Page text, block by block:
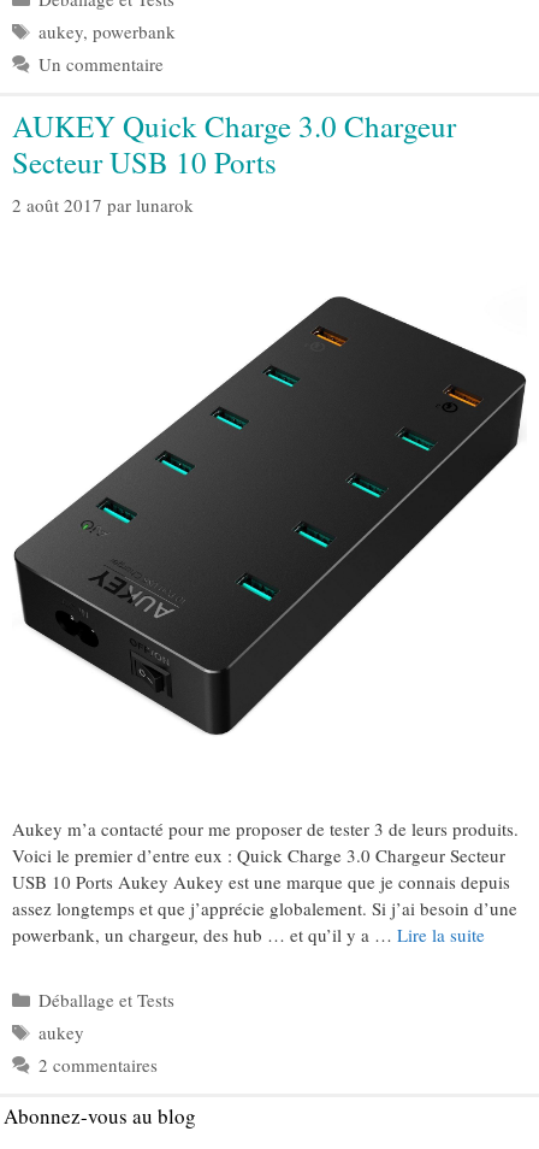
Étiquettes
aukey, powerbank
Un commentaire
AUKEY Quick Charge 3.0 Chargeur
Secteur USB 10 Ports
2 août 2017 par lunarok
Aukey m’a contacté pour me proposer de tester 3 de leurs produits.
Voici le premier d’entre eux : Quick Charge 3.0 Chargeur Secteur
USB 10 Ports Aukey Aukey est une marque que je connais depuis
assez longtemps et que j’apprécie globalement. Si j’ai besoin d’une
powerbank, un chargeur, des hub … et qu’il y a … Lire la suite
Catégories
Déballage et Tests
Étiquettes
aukey
2 commentaires
Abonnez-vous au blog